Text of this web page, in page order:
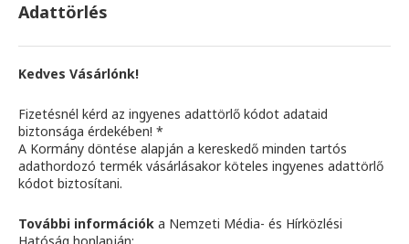
Adattörlés
Kedves Vásárlónk!
Fizetésnél kérd az ingyenes adattörlő kódot adataid
biztonsága érdekében! *
A Kormány döntése alapján a kereskedő minden tartós
adathordozó termék vásárlásakor köteles ingyenes adattörlő
kódot biztosítani.
További információk a Nemzeti Média- és Hírközlési